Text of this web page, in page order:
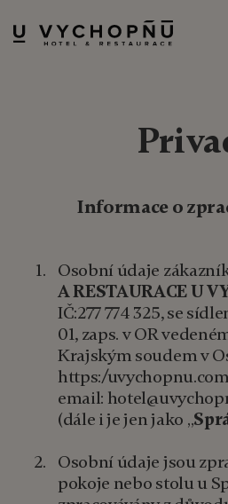
Informace o
Osobní údaje
A RESTAURACE U
IČ:277 774 325, se
01, zaps. v OR
Krajským soudem v
https:/
email:
(dále i je jen jako „
Osobní údaje jsou
pokoje nebo stolu u